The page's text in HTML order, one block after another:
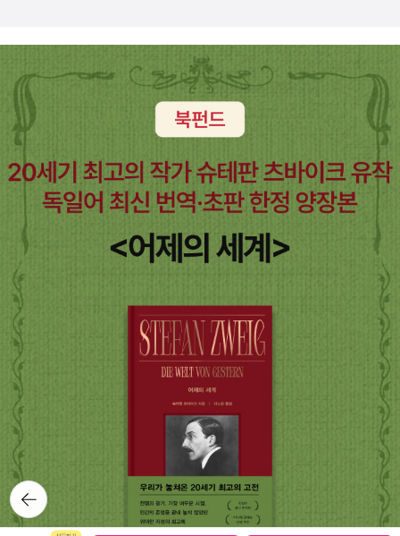
다.'사씨남정기'의 교씨도 피해자가 될 수도 있는 것이다. (2010년 3
월, 초등 6, 용이 독후감) 아, <<사씨남정기>>를 읽으며 서인과 남인
의 당쟁을 생각했던 거구나.<<사씨남정기>> 다음으로 집어든 책은
<<홍길동전>>.<<홍길동전>>을 읽으면서도 질문은 끝없이 이어진
다.'홍길동이 실제 있었던 인물이라면서요?' (어, 소설 아니야?) '어디
선가 그렇게 봤는데...' (음, 얼핏 들은 것 같기도 하다만, 그래도 소설
이라고 ... --a)(권말의 설명을 보며) '아, 실록에 '길동'이라는 이름이
여러 번 등장한대요', '연산군 때는 '홍길동'이라는 이름도 있다는데요
... '(엄마는 무식하단다, 얘야~.)단순히 '고전을 재미있게 읽었으면'
하는 바램으로 책을 사준건데, 고전을 읽으며 시대적 배경도 읽어내
려 하는구나. 흐뭇~♪그나저나, 엄마의 무식함을드러내지 않으려면
역사 공부를 해야 할 판이다.<<재미있다 우리 고전>>을읽으면서 <
<역사신문>>을 함께보자고 해야겠다. 잠깐 찾아보니, 장희빈과 관련
된 이야기들도 여러 가지 시각으로 나온다. 호오~
뒤로가
기